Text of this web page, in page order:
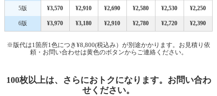
5版 ¥3,570 ¥2,910 ¥2,690 ¥2,580 ¥2,530 ¥2,250
6版 ¥3,970 ¥3,180 ¥2,910 ¥2,780 ¥2,720 ¥2,390
※版代は1箇所1色につき¥8,800(税込み）が別途かかります。お見積り依
頼・お問い合わせは黄色のボタンからご連絡ください。
100枚以上は、さらにおトクになります。お問い合わ
せください。